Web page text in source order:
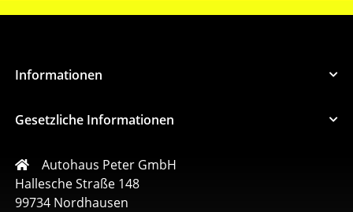
Informationen
Gesetzliche Informationen
Autohaus Peter GmbH
Hallesche Straße 148
99734 Nordhausen